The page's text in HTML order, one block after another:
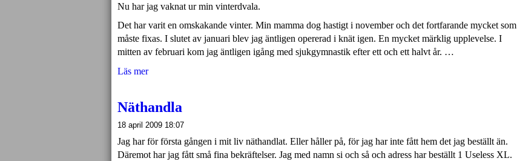
Nu har jag vaknat ur min vinterdvala.
Det har varit en omskakande vinter. Min mamma dog hastigt i november och det fortfarande mycket som
måste fixas. I slutet av januari blev jag äntligen opererad i knät igen. En mycket märklig upplevelse. I
mitten av februari kom jag äntligen igång med sjukgymnastik efter ett och ett halvt år. …
Läs mer
Näthandla
18 april 2009 18:07
Jag har för första gången i mit liv näthandlat. Eller håller på, för jag har inte fått hem det jag beställt än.
Däremot har jag fått små fina bekräftelser. Jag med namn si och så och adress har beställt 1 Useless XL.